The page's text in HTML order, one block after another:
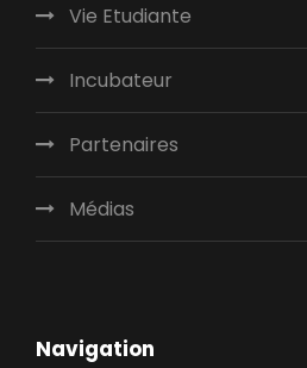
Vie Etudiante
Incubateur
Partenaires
Médias
Navigation